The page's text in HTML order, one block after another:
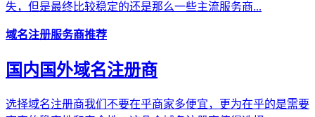
失，但是最终比较稳定的还是那么一些主流服务商...
域名注册服务商推荐
国内国外域名注册商
选择域名注册商我们不要在乎商家多便宜，更为在乎的是需要